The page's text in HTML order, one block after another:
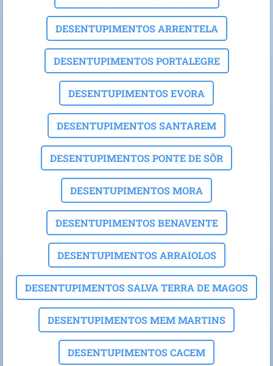
DESENTUPIMENTOS ARRENTELA
DESENTUPIMENTOS PORTALEGRE
DESENTUPIMENTOS EVORA
DESENTUPIMENTOS SANTAREM
DESENTUPIMENTOS PONTE DE SÔR
DESENTUPIMENTOS MORA
DESENTUPIMENTOS BENAVENTE
DESENTUPIMENTOS ARRAIOLOS
DESENTUPIMENTOS SALVA TERRA DE MAGOS
DESENTUPIMENTOS MEM MARTINS
DESENTUPIMENTOS CACEM